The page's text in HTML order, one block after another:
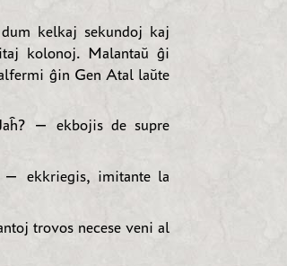
kelkaj sekundoj kaj
kolonoj. Malantaŭ ĝi
ĝin Gen Atal laŭte
— ekbojis de supre
ekkriegis, imitante la
trovos necese veni al